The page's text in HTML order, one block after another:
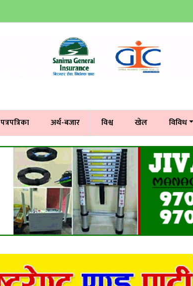
पत्रपत्रिका अर्थ-बजार विश्व खेल विविध